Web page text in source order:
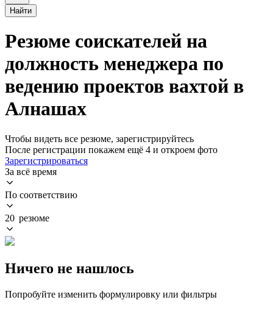
Найти
Резюме соискателей на
должность менеджера по
ведению проектов вахтой в
Алнашах
Чтобы видеть все резюме, зарегистрируйтесь
После регистрации покажем ещё 4 и откроем фото
Зарегистрироваться
За всё время
По соответствию
20 резюме
Ничего не нашлось
Попробуйте изменить формулировку или фильтры